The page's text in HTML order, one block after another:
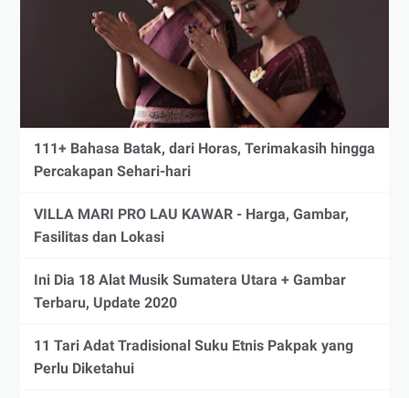
111+ Bahasa Batak, dari Horas, Terimakasih hingga
Percakapan Sehari-hari
VILLA MARI PRO LAU KAWAR - Harga, Gambar,
Fasilitas dan Lokasi
Ini Dia 18 Alat Musik Sumatera Utara + Gambar
Terbaru, Update 2020
11 Tari Adat Tradisional Suku Etnis Pakpak yang
Perlu Diketahui